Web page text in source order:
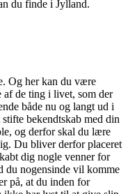
du finde i Jylland.
Og her kan du være
af de ting i livet, som der
både nu og langt ud i
bekendtskab med din
og derfor skal du lære
Du bliver derfor placeret
dig nogle venner for
du nogensinde vil komme
på, at du inden for